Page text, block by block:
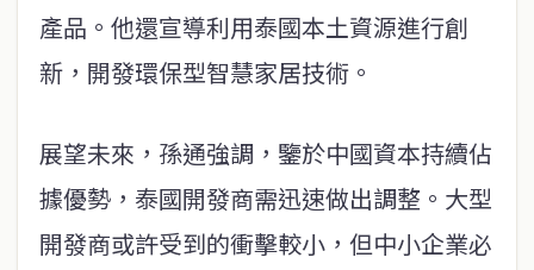
產品。他還宣導利用泰國本土資源進行創
新，開發環保型智慧家居技術。
展望未來，孫通強調，鑒於中國資本持續佔
據優勢，泰國開發商需迅速做出調整。大型
開發商或許受到的衝擊較小，但中小企業必